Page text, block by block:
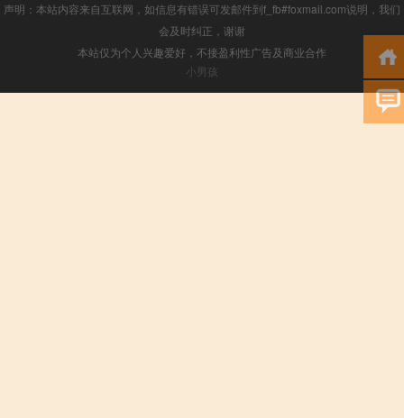
声明：本站内容来自互联网，如信息有错误可发邮件到f_fb#foxmail.com说明，我们
会及时纠正，谢谢
本站仅为个人兴趣爱好，不接盈利性广告及商业合作
小男孩